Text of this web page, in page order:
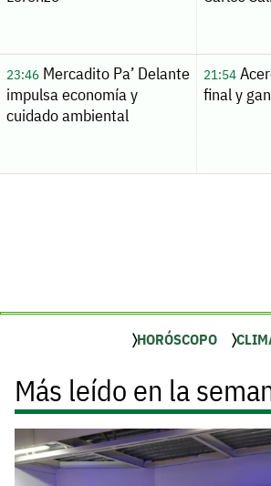
23:46Mercadito Pa’ Delante
impulsa economía y
cuidado ambiental
21:54
final y
HORÓSCOPO
Más leído en la